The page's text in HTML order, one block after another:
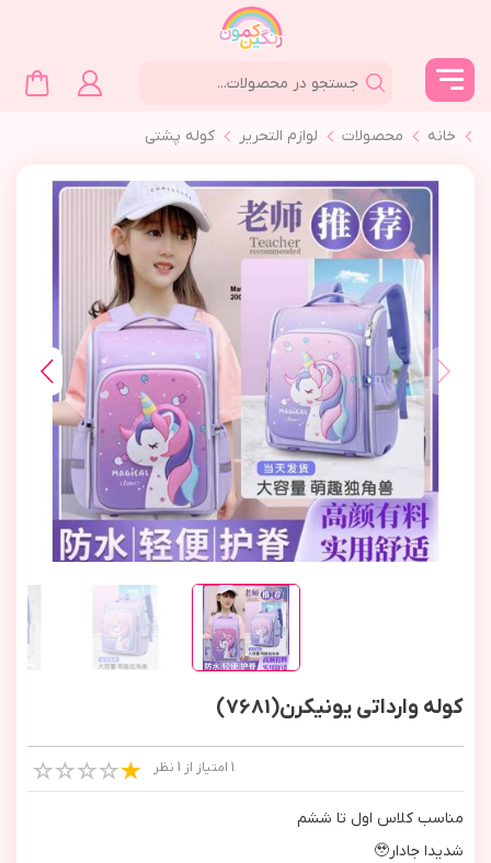
خانه محصولات لوازم التحرير كوله پشتي
کوله وارداتی یونیکرن(7681)
1 امتیاز از 1 نظر
مناسب كلاس اول تا ششم
شديدا جادار🥹